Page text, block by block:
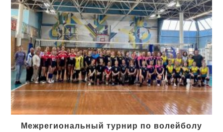
Межрегиональный турнир по волейболу